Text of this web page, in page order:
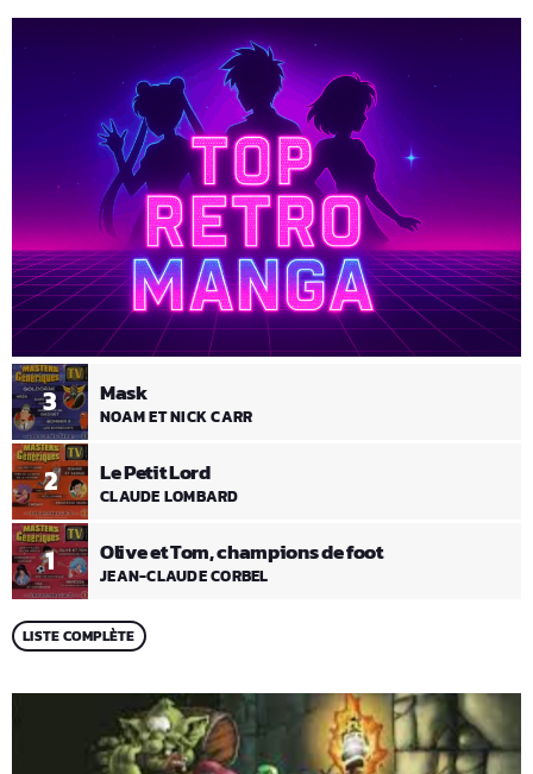
1 Olive et Tom, champions de foot
JEAN-CLAUDE CORBEL
2 Le Petit Lord
CLAUDE LOMBARD
3 Mask
NOAM ET NICK CARR
LISTE COMPLÈTE